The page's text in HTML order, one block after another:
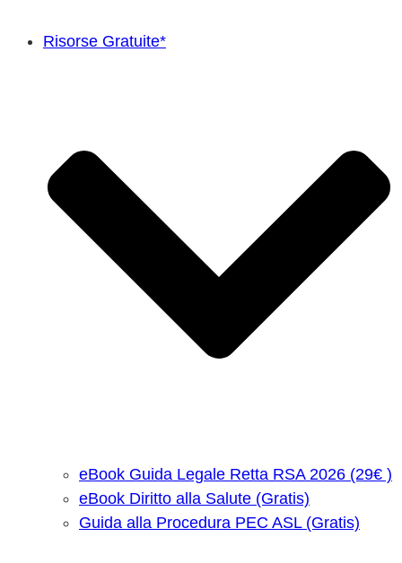
Risorse Gratuite*
eBook Guida Legale Retta RSA 2026 (29€ )
eBook Diritto alla Salute (Gratis)
Guida alla Procedura PEC ASL (Gratis)